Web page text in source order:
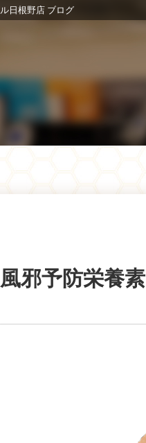
日根野店 ブログ
風邪予防栄養素